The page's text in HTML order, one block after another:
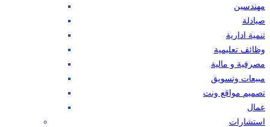
مهندسين
صيادلة
تنمية ادارية
وظائف تعليمية
مصرفية و مالية
مبيعات وتسويق
تصميم مواقع ونت
عمال
استشارات